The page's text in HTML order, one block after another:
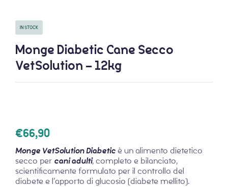
IN STOCK
Monge Diabetic Cane Secco
VetSolution – 12kg
€66,90
Monge VetSolution Diabeticè un alimento dietetico
secco per cani adulti, completo e bilanciato,
scientificamente formulato per il controllo del
diabete e l’apporto di glucosio (diabete mellito).